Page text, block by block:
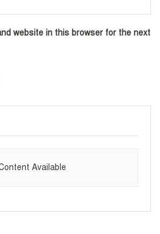
website in this browser for the next
Available